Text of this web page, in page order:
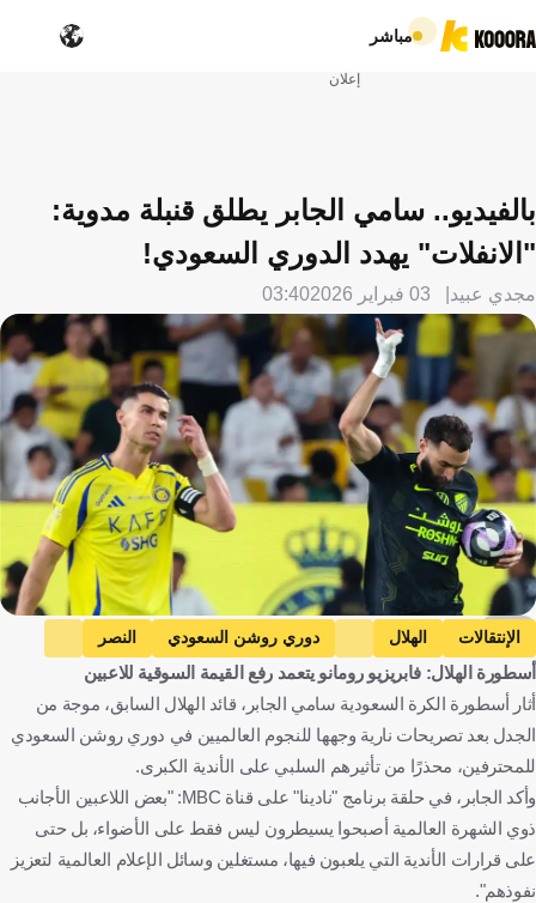
مباشر
إعلان
بالفيديو.. سامي الجابر يطلق قنبلة مدوية:
"الانفلات" يهدد الدوري السعودي!
مجدي عبيد 03 فبراير 2026 03:40
AFP
الإنتقالات الهلال دوري روشن السعودي
النصر
الاتحاد
كريستيانو رونالدو
كريم بنزيما
المملكة العربية السعودية
البرتغال فرنسا كرة قدم
أسطورة الهلال: فابريزيو رومانو يتعمد رفع القيمة السوقية للاعبين
أثار أسطورة الكرة السعودية سامي الجابر، قائد الهلال السابق، موجة من
الجدل بعد تصريحات نارية وجهها للنجوم العالميين في دوري روشن السعودي
للمحترفين، محذرًا من تأثيرهم السلبي على الأندية الكبرى.
وأكد الجابر، في حلقة برنامج "نادينا" على قناة MBC: "بعض اللاعبين الأجانب
ذوي الشهرة العالمية أصبحوا يسيطرون ليس فقط على الأضواء، بل حتى
على قرارات الأندية التي يلعبون فيها، مستغلين وسائل الإعلام العالمية لتعزيز
نفوذهم".